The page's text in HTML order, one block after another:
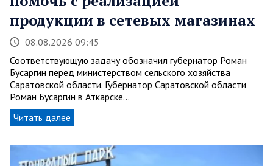
продукции в сетевых магазинах
08.08.2026 09:45
Соответствующую задачу обозначил губернатор Роман
Бусаргин перед министерством сельского хозяйства
Саратовской области. Губернатор Саратовской области
Роман Бусаргин в Аткарске…
Читать далее